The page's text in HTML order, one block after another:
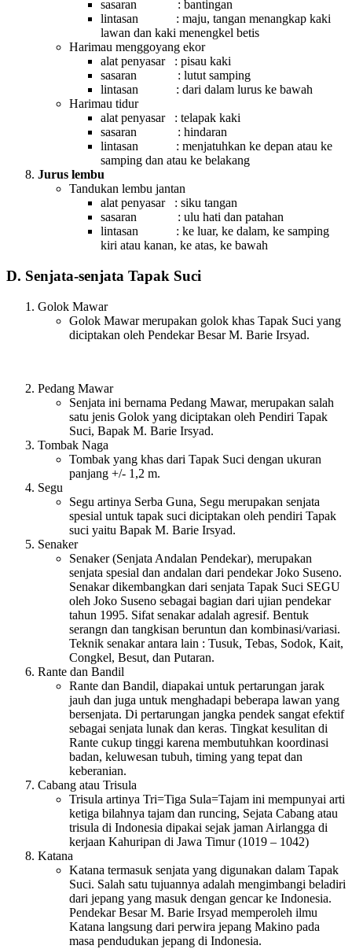
sasaran : bantingan
lintasan : maju, tangan menangkap kaki
lawan dan kaki menengkel betis
Harimau menggoyang ekor
alat penyasar : pisau kaki
sasaran : lutut samping
lintasan : dari dalam lurus ke bawah
Harimau tidur
alat penyasar : telapak kaki
sasaran : hindaran
lintasan : menjatuhkan ke depan atau ke
samping dan atau ke belakang
Jurus lembu
Tandukan lembu jantan
alat penyasar : siku tangan
sasaran : ulu hati dan patahan
lintasan : ke luar, ke dalam, ke samping
kiri atau kanan, ke atas, ke bawah
D. Senjata-senjata Tapak Suci
Golok Mawar
Golok Mawar merupakan golok khas Tapak Suci yang
diciptakan oleh Pendekar Besar M. Barie Irsyad.
Pedang Mawar
Senjata ini bernama Pedang Mawar, merupakan salah
satu jenis Golok yang diciptakan oleh Pendiri Tapak
Suci, Bapak M. Barie Irsyad.
Tombak Naga
Tombak yang khas dari Tapak Suci dengan ukuran
panjang +/- 1,2 m.
Segu
Segu artinya Serba Guna, Segu merupakan senjata
spesial untuk tapak suci diciptakan oleh pendiri Tapak
suci yaitu Bapak M. Barie Irsyad.
Senaker
Senaker (Senjata Andalan Pendekar), merupakan
senjata spesial dan andalan dari pendekar Joko Suseno.
Senakar dikembangkan dari senjata Tapak Suci SEGU
oleh Joko Suseno sebagai bagian dari ujian pendekar
tahun 1995. Sifat senakar adalah agresif. Bentuk
serangn dan tangkisan beruntun dan kombinasi/variasi.
Teknik senakar antara lain : Tusuk, Tebas, Sodok, Kait,
Congkel, Besut, dan Putaran.
Rante dan Bandil
Rante dan Bandil, diapakai untuk pertarungan jarak
jauh dan juga untuk menghadapi beberapa lawan yang
bersenjata. Di pertarungan jangka pendek sangat efektif
sebagai senjata lunak dan keras. Tingkat kesulitan di
Rante cukup tinggi karena membutuhkan koordinasi
badan, keluwesan tubuh, timing yang tepat dan
keberanian.
Cabang atau Trisula
Trisula artinya Tri=Tiga Sula=Tajam ini mempunyai arti
ketiga bilahnya tajam dan runcing, Sejata Cabang atau
trisula di Indonesia dipakai sejak jaman Airlangga di
kerjaan Kahuripan di Jawa Timur (1019 – 1042)
Katana
Katana termasuk senjata yang digunakan dalam Tapak
Suci. Salah satu tujuannya adalah mengimbangi beladiri
dari jepang yang masuk dengan gencar ke Indonesia.
Pendekar Besar M. Barie Irsyad memperoleh ilmu
Katana langsung dari perwira jepang Makino pada
masa pendudukan jepang di Indonesia.